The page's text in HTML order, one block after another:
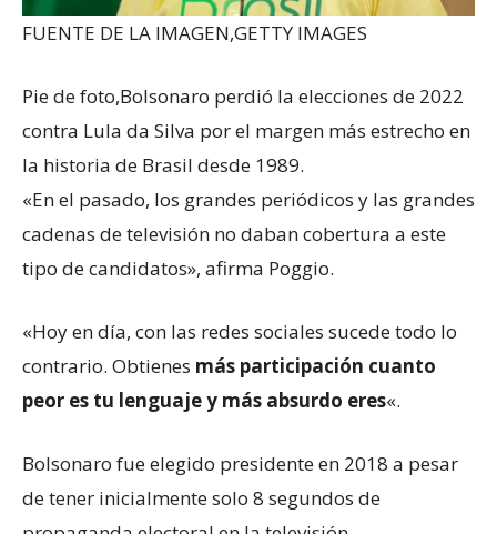
FUENTE DE LA IMAGEN,GETTY IMAGES
Pie de foto,Bolsonaro perdió la elecciones de 2022
contra Lula da Silva por el margen más estrecho en
la historia de Brasil desde 1989.
«En el pasado, los grandes periódicos y las grandes
cadenas de televisión no daban cobertura a este
tipo de candidatos», afirma Poggio.
«Hoy en día, con las redes sociales sucede todo lo
contrario. Obtienes más participación cuanto
peor es tu lenguaje y más absurdo eres«.
Bolsonaro fue elegido presidente en 2018 a pesar
de tener inicialmente solo 8 segundos de